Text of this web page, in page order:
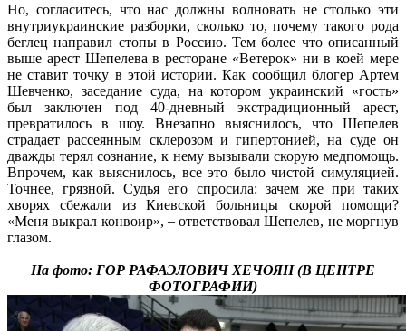
Но, согласитесь, что нас должны волновать не столько эти
внутриукраинские разборки, сколько то, почему такого рода
беглец направил стопы в Россию. Тем более что описанный
выше арест Шепелева в ресторане «Ветерок» ни в коей мере
не ставит точку в этой истории. Как сообщил блогер Артем
Шевченко, заседание суда, на котором украинский «гость»
был заключен под 40-дневный экстрадиционный арест,
превратилось в шоу. Внезапно выяснилось, что Шепелев
страдает рассеянным склерозом и гипертонией, на суде он
дважды терял сознание, к нему вызывали скорую медпомощь.
Впрочем, как выяснилось, все это было чистой симуляцией.
Точнее, грязной. Судья его спросила: зачем же при таких
хворях сбежали из Киевской больницы скорой помощи?
«Меня выкрал конвоир», – ответствовал Шепелев, не моргнув
глазом.
На фото: ГОР РАФАЭЛОВИЧ ХЕЧОЯН (В ЦЕНТРЕ
ФОТОГРАФИИ)